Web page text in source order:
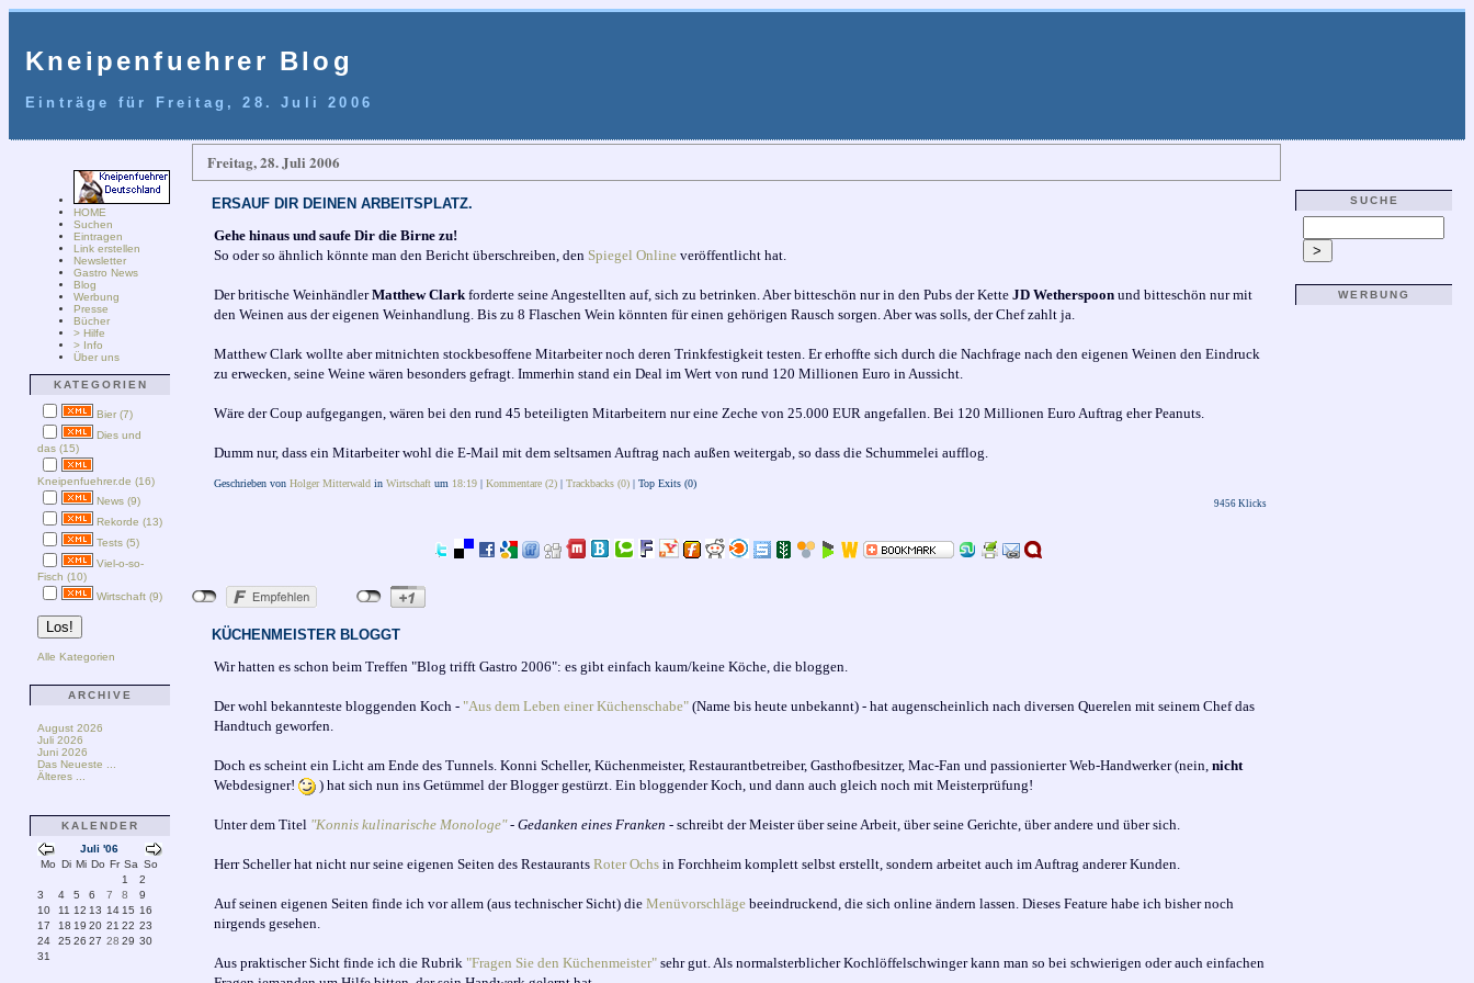
Kneipenfuehrer Blog
Einträge für Freitag, 28. Juli 2006
HOME
Suchen
Eintragen
Link erstellen
Newsletter
Gastro News
Blog
Werbung
Presse
Bücher
> Hilfe
> Info
Über uns
KATEGORIEN
Bier (7)
Dies und
das (15)
Kneipenfuehrer.de (16)
News (9)
Rekorde (13)
Tests (5)
Viel-o-so-
Fisch (10)
Wirtschaft (9)
Alle Kategorien
ARCHIVE
August 2026
Juli 2026
Juni 2026
Das Neueste ...
Älteres ...
KALENDER
Juli '06
Mo Di Mi Do Fr Sa So
1
2
3
4 5 6 7 8
9
10
11 12 13 14 15 16
17
18 19 20 21 22 23
24
25 26 27 28 29 30
31
Freitag, 28. Juli 2006
ERSAUF DIR DEINEN ARBEITSPLATZ.
Gehe hinaus und saufe Dir die Birne zu!
So oder so ähnlich könnte man den Bericht überschreiben, den Spiegel Onlineveröffentlicht hat.
Der britische WeinhändlerMatthew Clarkforderte seine Angestellten auf, sich zu betrinken. Aber bitteschön nur in den Pubs der Kette JD Wetherspoonund bitteschön nur mit
den Weinen aus der eigenen Weinhandlung. Bis zu 8 Flaschen Wein könnten für einen gehörigen Rausch sorgen. Aber was solls, der Chef zahlt ja.
Matthew Clark wollte aber mitnichten stockbesoffene Mitarbeiter noch deren Trinkfestigkeit testen. Er erhoffte sich durch die Nachfrage nach den eigenen Weinen den Eindruck
zu erwecken, seine Weine wären besonders gefragt. Immerhin stand ein Deal im Wert von rund 120 Millionen Euro in Aussicht.
Wäre der Coup aufgegangen, wären bei den rund 45 beteiligten Mitarbeitern nur eine Zeche von 25.000 EUR angefallen. Bei 120 Millionen Euro Auftrag eher Peanuts.
Dumm nur, dass ein Mitarbeiter wohl die E-Mail mit dem seltsamen Auftrag nach außen weitergab, so dass die Schummelei aufflog.
Geschrieben von Holger Mitterwaldin Wirtschaftum 18:19| Kommentare (2)| Trackbacks (0) | Top Exits (0)
9456 Klicks
KÜCHENMEISTER BLOGGT
Wir hatten es schon beim Treffen "Blog trifft Gastro 2006": es gibt einfach kaum/keine Köche, die bloggen.
Der wohl bekannteste bloggenden Koch - "Aus dem Leben einer Küchenschabe"(Name bis heute unbekannt) - hat augenscheinlich nach diversen Querelen mit seinem Chef das
Handtuch geworfen.
Doch es scheint ein Licht am Ende des Tunnels. Konni Scheller, Küchenmeister, Restaurantbetreiber, Gasthofbesitzer, Mac-Fan und passionierter Web-Handwerker (nein, nicht
Webdesigner!
) hat sich nun ins Getümmel der Blogger gestürzt. Ein bloggender Koch, und dann auch gleich noch mit Meisterprüfung!
Unter dem Titel "Konnis kulinarische Monologe"- Gedanken eines Franken - schreibt der Meister über seine Arbeit, über seine Gerichte, über andere und über sich.
Herr Scheller hat nicht nur seine eigenen Seiten des Restaurants Roter Ochsin Forchheim komplett selbst erstellt, sondern arbeitet auch im Auftrag anderer Kunden.
Auf seinen eigenen Seiten finde ich vor allem (aus technischer Sicht) die Menüvorschlägebeeindruckend, die sich online ändern lassen. Dieses Feature habe ich bisher noch
nirgends gesehen.
Aus praktischer Sicht finde ich die Rubrik "Fragen Sie den Küchenmeister"sehr gut. Als normalsterblicher Kochlöffelschwinger kann man so bei schwierigen oder auch einfachen
SUCHE
WERBUNG